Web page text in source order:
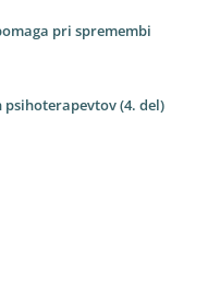
pri spremembi
(4. del)